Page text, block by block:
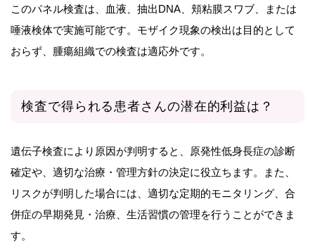
このパネル検査は、血液、抽出DNA、頬粘膜スワブ、または
唾液検体で実施可能です。モザイク現象の検出は目的として
おらず、腫瘍組織での検査は適応外です。
検査で得られる患者さんの潜在的利益は？
遺伝子検査により原因が判明すると、原発性低身長症の診断
確定や、適切な治療・管理方針の決定に役立ちます。また、
リスクが判明した場合には、適切な定期的モニタリング、合
併症の早期発見・治療、生活習慣の管理を行うことができま
す。